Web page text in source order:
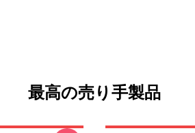
最高の売り手製品